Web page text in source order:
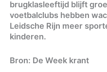
brugklasleeftijd blijft
voetbalclubs hebben
Leidsche Rijn meer
kinderen.
Bron: De Week krant